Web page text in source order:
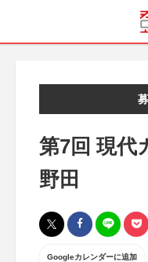
第7回 現代
野田
Googleカレンダーに追加